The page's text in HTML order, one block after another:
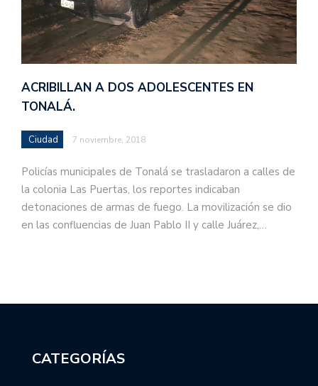
ACRIBILLAN A DOS ADOLESCENTES EN
TONALÁ.
Ciudad 7 noviembre, 2018
Policías municipales de Tonalá se trasladaron a calles de
la colonia Las Puertas, los reportes indicaban
detonaciones de armas de fuego. La movilización se dio
en las confluencias de Juan Pablo II y calle Juárez,…
CATEGORÍAS